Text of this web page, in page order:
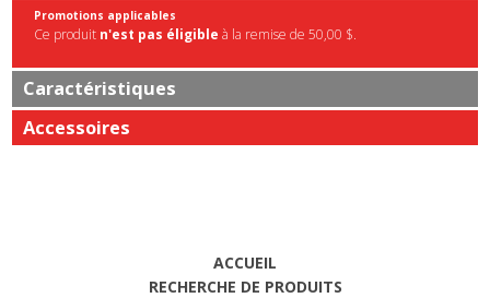
Promotions applicables
Ce produit n'est pas éligible à la remise de 50,00 $.
Caractéristiques
Accessoires
ACCUEIL
RECHERCHE DE PRODUITS